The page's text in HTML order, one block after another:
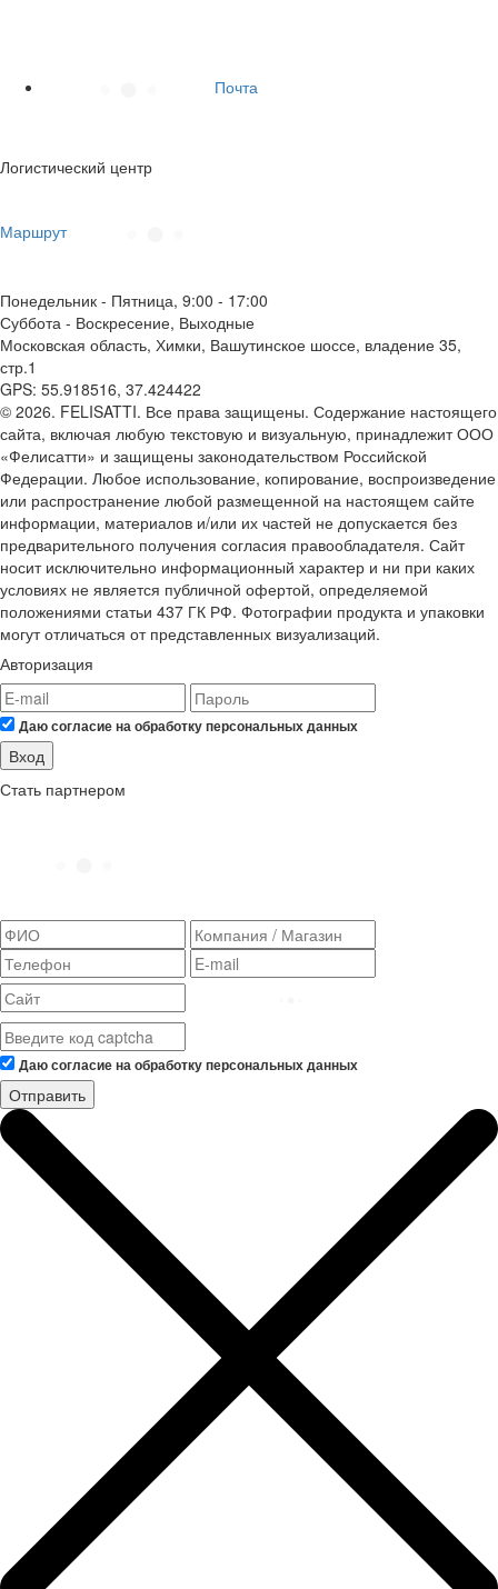
Почта
Логистический центр
Маршрут
Понедельник - Пятница, 9:00 - 17:00
Суббота - Воскресение, Выходные
Московская область, Химки, Вашутинское шоссе, владение 35,
стр.1
GPS: 55.918516, 37.424422
© 2026. FELISATTI. Все права защищены. Содержание настоящего
сайта, включая любую текстовую и визуальную, принадлежит ООО
«Фелисатти» и защищены законодательством Российской
Федерации. Любое использование, копирование, воспроизведение
или распространение любой размещенной на настоящем сайте
информации, материалов и/или их частей не допускается без
предварительного получения согласия правообладателя. Сайт
носит исключительно информационный характер и ни при каких
условиях не является публичной офертой, определяемой
положениями статьи 437 ГК РФ. Фотографии продукта и упаковки
могут отличаться от представленных визуализаций.
Авторизация
Даю согласие на обработку персональных данных
Вход
Стать партнером
Даю согласие на обработку персональных данных
Отправить